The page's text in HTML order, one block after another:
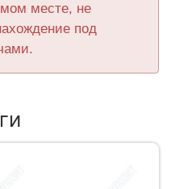
месте, не
под